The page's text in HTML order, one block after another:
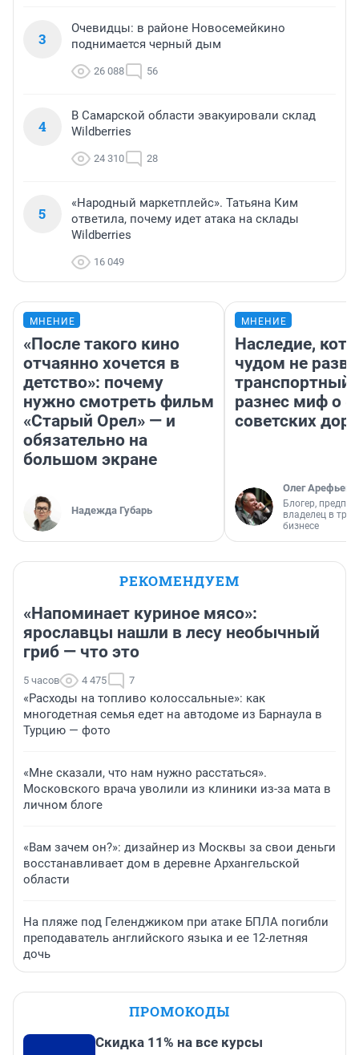
3
Очевидцы: в районе Новосемейкино
поднимается черный дым
26 088 56
4
В Самарской области эвакуировали склад
Wildberries
24 310 28
5
«Народный маркетплейс». Татьяна Ким
ответила, почему идет атака на склады
Wildberries
16 049
МНЕНИЕ
«После такого кино
отчаянно хочется в
детство»: почему
нужно смотреть фильм
«Старый Орел» — и
обязательно на
большом экране
Надежда Губарь
МНЕНИЕ
Наследие,
чудом не
транспортный
разнес миф о
советских
Олег Арефьев
Блогер,
владелец в
бизнесе
РЕКОМЕНДУЕМ
«Напоминает куриное мясо»:
ярославцы нашли в лесу необычный
гриб — что это
5 часов 4 475 7
«Расходы на топливо колоссальные»: как
многодетная семья едет на автодоме из Барнаула в
Турцию — фото
«Мне сказали, что нам нужно расстаться».
Московского врача уволили из клиники из-за мата в
личном блоге
«Вам зачем он?»: дизайнер из Москвы за свои деньги
восстанавливает дом в деревне Архангельской
области
На пляже под Геленджиком при атаке БПЛА погибли
преподаватель английского языка и ее 12-летняя
дочь
ПРОМОКОДЫ
Скидка 11% на все курсы